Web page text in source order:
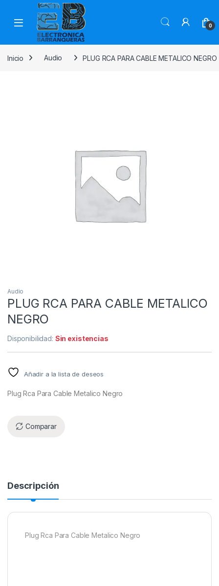
0
Inicio Audio PLUG RCA PARA CABLE METALICO NEGRO
Audio
PLUG RCA PARA CABLE METALICO
NEGRO
Disponibilidad: Sin existencias
Añadir a la lista de deseos
Plug Rca Para Cable Metalico Negro
Comparar
Descripción
Plug Rca Para Cable Metalico Negro